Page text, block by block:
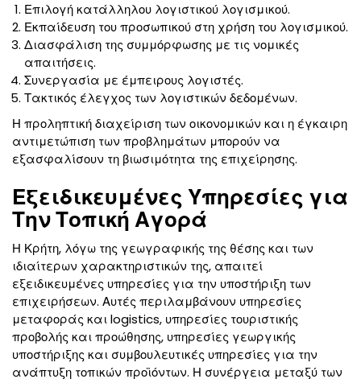
Επιλογή κατάλληλου λογιστικού λογισμικού.
Εκπαίδευση του προσωπικού στη χρήση του λογισμικού.
Διασφάλιση της συμμόρφωσης με τις νομικές
απαιτήσεις.
Συνεργασία με έμπειρους λογιστές.
Τακτικός έλεγχος των λογιστικών δεδομένων.
Η προληπτική διαχείριση των οικονομικών και η έγκαιρη
αντιμετώπιση των προβλημάτων μπορούν να
εξασφαλίσουν τη βιωσιμότητα της επιχείρησης.
Εξειδικευμένες Υπηρεσίες για
Την Τοπική Αγορά
Η Κρήτη, λόγω της γεωγραφικής της θέσης και των
ιδιαίτερων χαρακτηριστικών της, απαιτεί
εξειδικευμένες υπηρεσίες για την υποστήριξη των
επιχειρήσεων. Αυτές περιλαμβάνουν υπηρεσίες
μεταφοράς και logistics, υπηρεσίες τουριστικής
προβολής και προώθησης, υπηρεσίες γεωργικής
υποστήριξης και συμβουλευτικές υπηρεσίες για την
ανάπτυξη τοπικών προϊόντων. Η συνέργεια μεταξύ των